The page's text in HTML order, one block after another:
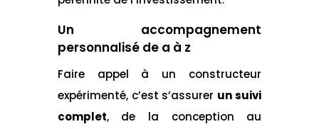
Un accompagnement
personnalisé de a à z
Faire appel à un constructeur
expérimenté, c’est s’assurer un suivi
complet, de la conception au